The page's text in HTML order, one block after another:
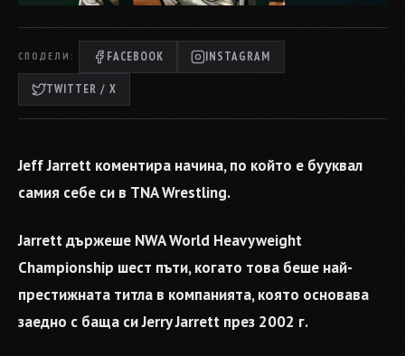
СПОДЕЛИ: FACEBOOK INSTAGRAM
TWITTER / X
Jeff Jarrett коментира начина, по който е бууквал
самия себе си в TNA Wrestling.
Jarrett държеше NWA World Heavyweight
Championship шест пъти, когато това беше най-
престижната титла в компанията, която основава
заедно с баща си Jerry Jarrett през 2002 г.